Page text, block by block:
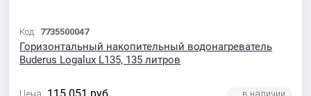
Код: 7735500047
Горизонтальный накопительный водонагреватель
Buderus Logalux L135, 135 литров